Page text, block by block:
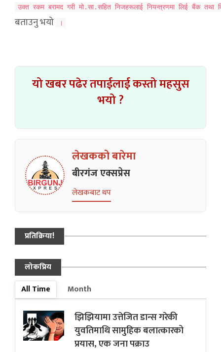
उक्त रकम बरामद गरी मो.सा.सहित निजहरूलाई नियन्त्रणमा लिई बैंक तथा
बताउनु भयो ।
यो खबर पढेर तपाईलाई कस्तो महसुस
भयो ?
लेखकको बारेमा
बीरगंज एक्सप्रेस
लेखकबाट थप
प्रतिक्रिया!
लोकप्रिय
All Time
Month
झिझियामा उत्तेजित डान्स गरेकी
युवतिमाथि सामुहिक बलात्कारको
प्रयास, एक जना पक्राउ